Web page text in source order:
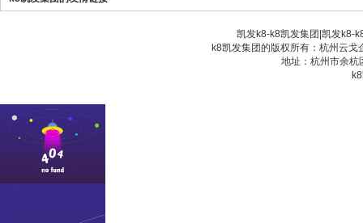
凯发k8-k8凯发集团 凯发k8-
k8凯发集团的版权所有：杭州云
地址：杭州市余杭